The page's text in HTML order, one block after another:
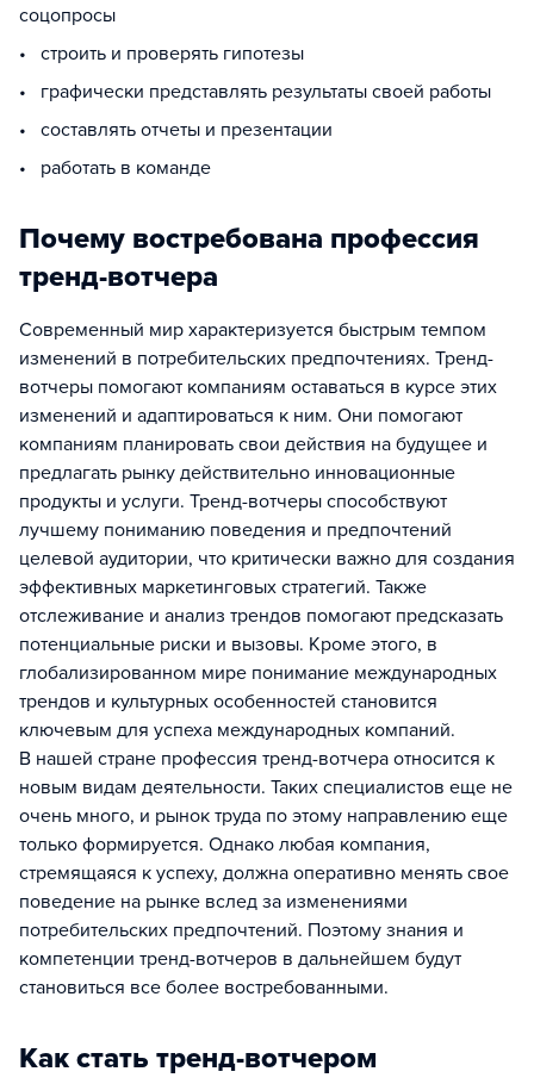
соцопросы
• строить и проверять гипотезы
• графически представлять результаты своей работы
• составлять отчеты и презентации
• работать в команде
Почему востребована профессия
тренд-вотчера
Современный мир характеризуется быстрым темпом
изменений в потребительских предпочтениях. Тренд-
вотчеры помогают компаниям оставаться в курсе этих
изменений и адаптироваться к ним. Они помогают
компаниям планировать свои действия на будущее и
предлагать рынку действительно инновационные
продукты и услуги. Тренд-вотчеры способствуют
лучшему пониманию поведения и предпочтений
целевой аудитории, что критически важно для создания
эффективных маркетинговых стратегий. Также
отслеживание и анализ трендов помогают предсказать
потенциальные риски и вызовы. Кроме этого, в
глобализированном мире понимание международных
трендов и культурных особенностей становится
ключевым для успеха международных компаний.
В нашей стране профессия тренд-вотчера относится к
новым видам деятельности. Таких специалистов еще не
очень много, и рынок труда по этому направлению еще
только формируется. Однако любая компания,
стремящаяся к успеху, должна оперативно менять свое
поведение на рынке вслед за изменениями
потребительских предпочтений. Поэтому знания и
компетенции тренд-вотчеров в дальнейшем будут
становиться все более востребованными.
Как стать тренд-вотчером